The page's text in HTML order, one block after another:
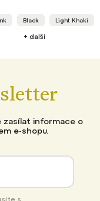
Black Light
+ další
zasílat informace o
e-shopu.